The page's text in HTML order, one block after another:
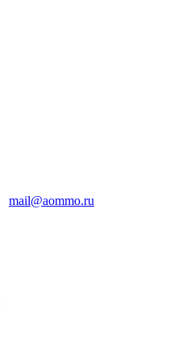
mail@aommo.ru